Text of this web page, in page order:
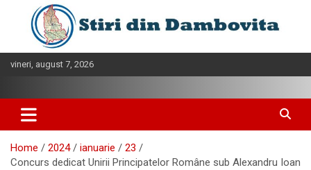
content
vineri, august 7, 2026
Home 2024 ianuarie
23
Concurs dedicat Unirii Principatelor Române sub Alexandru Ioan